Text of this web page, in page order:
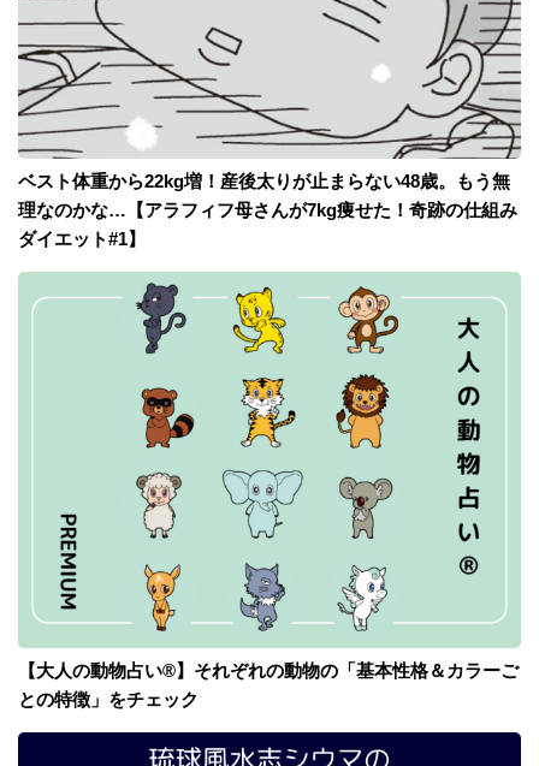
ベスト体重から22kg増！産後太りが止まらない48歳。もう無
理なのかな…【アラフィフ母さんが7kg痩せた！奇跡の仕組み
ダイエット#1】
【大人の動物占い®】それぞれの動物の「基本性格＆カラーご
との特徴」をチェック